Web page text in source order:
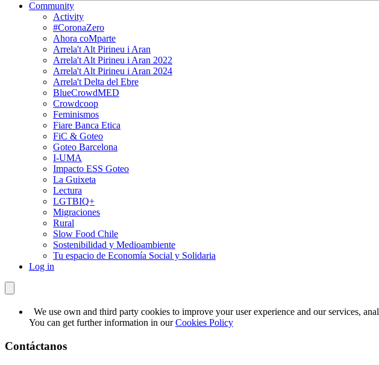
Community
Activity
#CoronaZero
Ahora coMparte
Arrela't Alt Pirineu i Aran
Arrela't Alt Pirineu i Aran 2022
Arrela't Alt Pirineu i Aran 2024
Arrela't Delta del Ebre
BlueCrowdMED
Crowdcoop
Feminismos
Fiare Banca Etica
FiC & Goteo
Goteo Barcelona
I-UMA
Impacto ESS Goteo
La Guixeta
Lectura
LGTBIQ+
Migraciones
Rural
Slow Food Chile
Sostenibilidad y Medioambiente
Tu espacio de Economía Social y Solidaria
Log in
We use own and third party cookies to improve your user experience and our services,
You can get further information in ourCookies Policy
Contáctanos